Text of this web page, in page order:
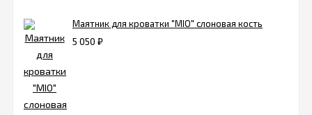
Маятник для кроватки "MIO" слоновая кость
5 050 ₽